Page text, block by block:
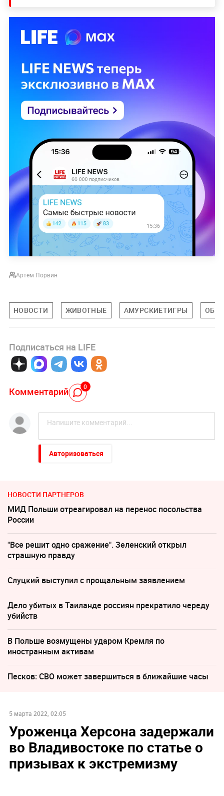
Артем Порвин
НОВОСТИ ЖИВОТНЫЕ АМУРСКИЕТИГРЫ
Подписаться на LIFE
Комментарий 0
Авторизоваться
НОВОСТИ ПАРТНЕРОВ
МИД Польши отреагировал на перенос посольства
России
"Все решит одно сражение". Зеленский открыл
страшную правду
Слуцкий выступил с прощальным заявлением
Дело убитых в Таиланде россиян прекратило череду
убийств
В Польше возмущены ударом Кремля по
иностранным активам
Песков: СВО может завершиться в ближайшие часы
5 марта 2022, 02:05
Уроженца Херсона задержали
во Владивостоке по статье о
призывах к экстремизму